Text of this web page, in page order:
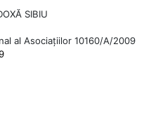
SIBIU
al Asociațiilor 10160/A/2009